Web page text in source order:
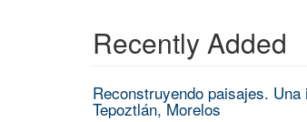
Recently Added
Reconstruyendo paisajes.
Tepoztlán, Morelos